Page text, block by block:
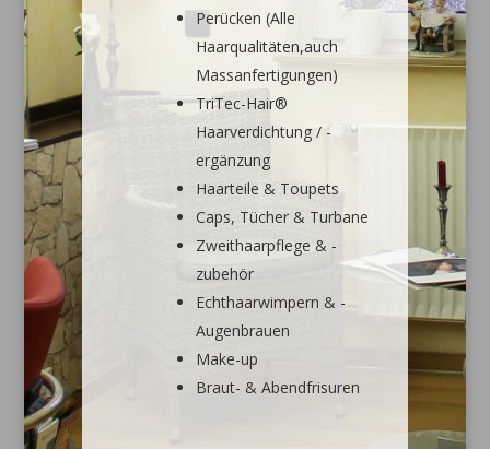
Perücken (Alle
Haarqualitäten,auch
Massanfertigungen)
TriTec-Hair®
Haarverdichtung / -
ergänzung
Haarteile & Toupets
Caps, Tücher & Turbane
Zweithaarpflege & -
zubehör
Echthaarwimpern & -
Augenbrauen
Make-up
Braut- & Abendfrisuren